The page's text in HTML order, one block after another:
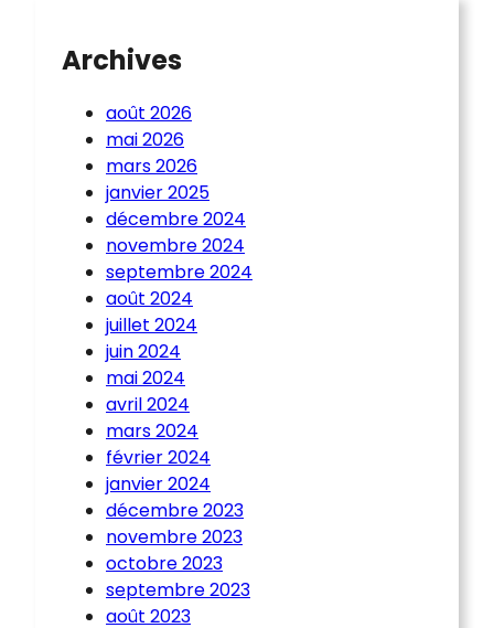
Archives
août 2026
mai 2026
mars 2026
janvier 2025
décembre 2024
novembre 2024
septembre 2024
août 2024
juillet 2024
juin 2024
mai 2024
avril 2024
mars 2024
février 2024
janvier 2024
décembre 2023
novembre 2023
octobre 2023
septembre 2023
août 2023